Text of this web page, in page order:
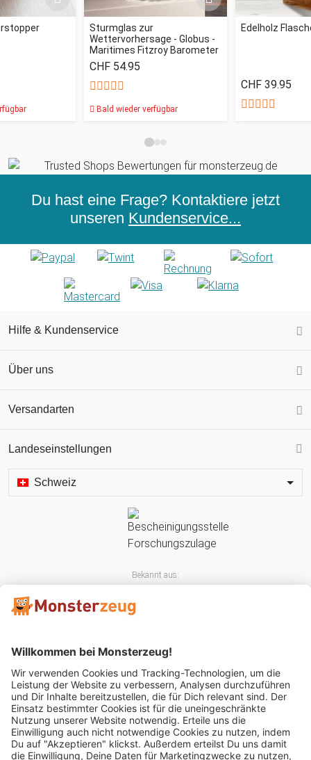
Sturmglas zur
Wettervorhersage - Globus -
Maritimes Fitzroy Barometer
CHF 54.95
Bald wieder verfügbar
Edelholz
CHF 39.95
Du hast eine Frage? Kontaktiere jetzt
unseren Kundenservice...
Hilfe & Kundenservice
Über uns
Versandarten
Landeseinstellungen
Schweiz
Bekannt aus:
Mitglied im: